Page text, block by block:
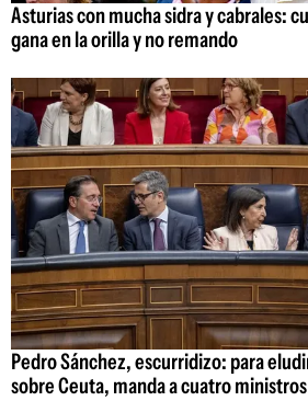
Asturias con mucha sidra y cabrales:
gana en la orilla y no remando
Pedro Sánchez, escurridizo: para
sobre Ceuta, manda a cuatro